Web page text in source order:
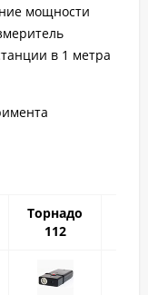
мощности
в 1 метра
Торнадо
112